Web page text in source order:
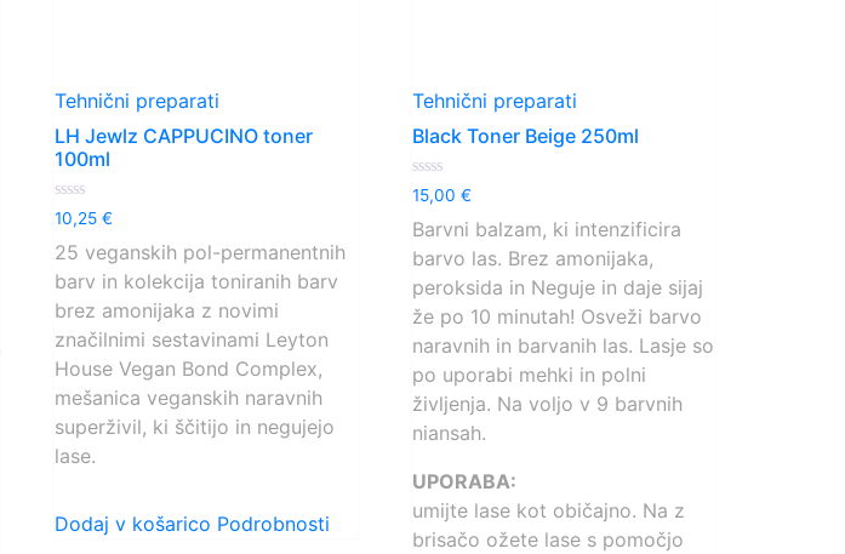
Tehnični preparati
LH Jewlz CAPPUCINO toner
100ml
Ocenjeno
0
od
5
10,25€
25 veganskih pol-permanentnih
barv in kolekcija toniranih barv
brez amonijaka z novimi
značilnimi sestavinami Leyton
House Vegan Bond Complex,
mešanica veganskih naravnih
superživil, ki ščitijo in negujejo
lase.
Dodaj v košarico Podrobnosti
Tehnični preparati
Black Toner Beige 250ml
Ocenjeno
0
od
5
15,00€
Barvni balzam, ki intenzificira
barvo las. Brez amonijaka,
peroksida in Neguje in daje sijaj
že po 10 minutah! Osveži barvo
naravnih in barvanih las. Lasje so
po uporabi mehki in polni
življenja. Na voljo v 9 barvnih
niansah.
UPORABA:
umijte lase kot običajno. Na z
brisačo ožete lase s pomočjo